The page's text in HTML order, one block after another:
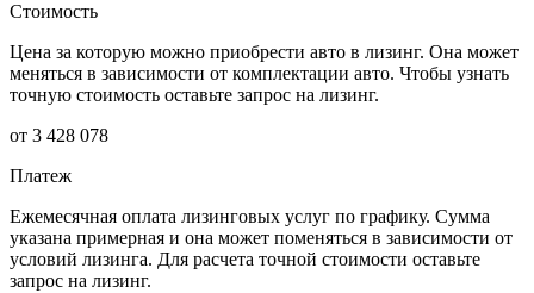
Стоимость
Цена за которую можно приобрести авто в лизинг. Она может
меняться в зависимости от комплектации авто. Чтобы узнать
точную стоимость оставьте запрос на лизинг.
от 3 428 078
Платеж
Ежемесячная оплата лизинговых услуг по графику. Сумма
указана примерная и она может поменяться в зависимости от
условий лизинга. Для расчета точной стоимости оставьте
запрос на лизинг.